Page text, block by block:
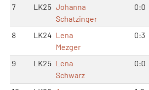
7
LK25 Johanna
Schatzinger
0:0
8 LK24 Lena
Mezger
0:3
9 LK25 Lena
Schwarz
0:0